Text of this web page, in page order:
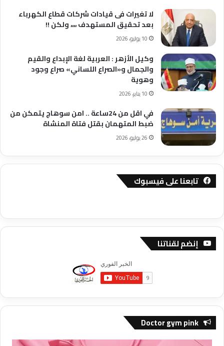
لا تغيرات فى قيادات شركات قطاع الكهرباء
بعد تحقيق المستهدف ،،،، ولكن !!
10 يوليو، 2026
وكيل الأزهر : العربية لغة الإبداع والقيم
والجمال و«الصراع اللساني» صراع وجود
وهوية
10 يناير، 2026
في اقل من 24ساعة .. امن سوهاج يتمكن من
ضبط المتهمان بقتل فتاة المنشاة
26 يوليو، 2026
تابعنا على فيسبوك
إنضم لقناتنا
Doctor gym pink